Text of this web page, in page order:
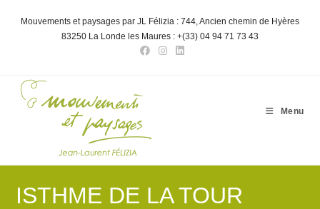
Mouvements et paysages par JL Félizia : 744, Ancien chemin de Hyères
83250 La Londe les Maures : +(33) 04 94 71 73 43
Menu
ISTHME DE LA TOUR